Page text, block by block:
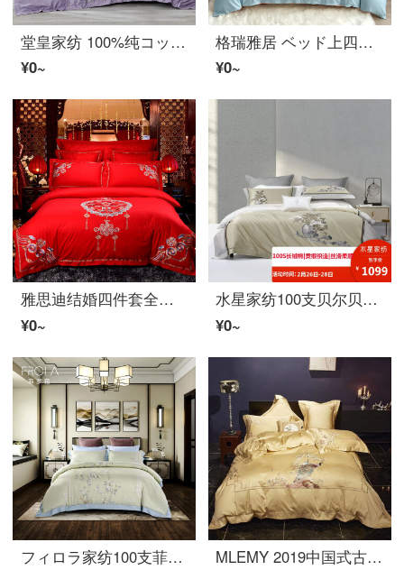
堂皇家纺 100%纯コットン四件套布団カバーシート刺绣中国风紫色高档ベッド上用品套件 夏之花【礼盒装】 薰衣晚晚 四件套1.8米ベッド(适用220*240cm被芯)
¥0~
格瑞雅居 ベッド上四件套全コットン花柄匹马コットン中国风シート被罩ピローケース双人 清风私语-蓝 1.8米ベッド适用--布団カバー200*230cm
¥0~
雅思迪结婚四件套全哥顿浪漫婚礼四件套纯哥顿刺繍套西特被套布团卡伯贝德上用品双カップル贝德品套礼物中国风彩-全哥顿刺繍1.5 m(5フィート)贝德【四件套】
¥0~
水星家纺100支贝尔贝特的棉四件套轻奢全套全套装纯格顿中国风布团卡伯贡繝贝德上用品2022年新1.8米贝德
¥0~
フィロラ家纺100支菲拉曼特四件套莱赛尔纤维斜纹活性捺染工艺柔软的丝滑中国风春夏贝德上用品套青花楼台1.8 m贝德-适用于220 x 240 cm布団
MLEMY 2019中国式古典芸术孔雀刺繍100支贡繝贝尔贝特的绵纯コットン四件套城市高级金色中国风软装居家贝德品MM凤兮1.8/2.0 m贝德加大布团カバ(220*240 cm)